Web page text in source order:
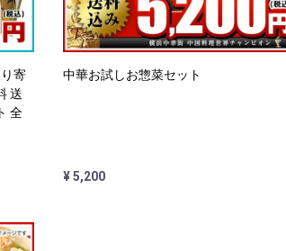
寄
送
全
中華お試しお惣菜セット
¥ 5,200